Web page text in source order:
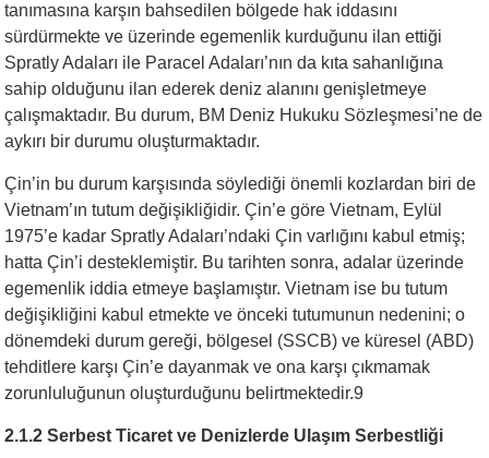
tanımasına karşın bahsedilen bölgede hak iddasını
sürdürmekte ve üzerinde egemenlik kurduğunu ilan ettiği
Spratly Adaları ile Paracel Adaları’nın da kıta sahanlığına
sahip olduğunu ilan ederek deniz alanını genişletmeye
çalışmaktadır. Bu durum, BM Deniz Hukuku Sözleşmesi’ne de
aykırı bir durumu oluşturmaktadır.
Çin’in bu durum karşısında söylediği önemli kozlardan biri de
Vietnam’ın tutum değişikliğidir. Çin’e göre Vietnam, Eylül
1975’e kadar Spratly Adaları’ndaki Çin varlığını kabul etmiş;
hatta Çin’i desteklemiştir. Bu tarihten sonra, adalar üzerinde
egemenlik iddia etmeye başlamıştır. Vietnam ise bu tutum
değişikliğini kabul etmekte ve önceki tutumunun nedenini; o
dönemdeki durum gereği, bölgesel (SSCB) ve küresel (ABD)
tehditlere karşı Çin’e dayanmak ve ona karşı çıkmamak
zorunluluğunun oluşturduğunu belirtmektedir.9
2.1.2 Serbest Ticaret ve Denizlerde Ulaşım Serbestliği